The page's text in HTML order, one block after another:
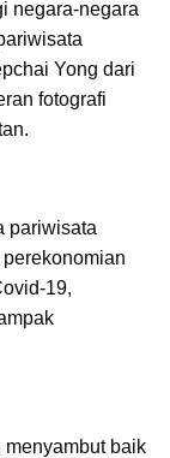
negara-negara
Yong dari
fotografi
pariwisata
19,
menyambut baik